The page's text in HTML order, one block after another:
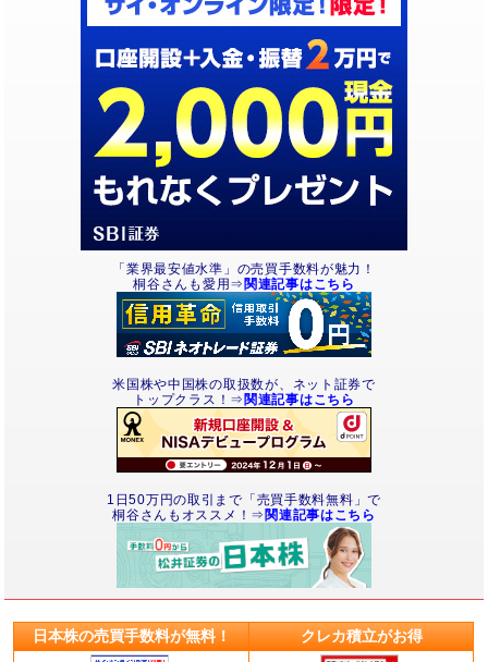
「業界最安値水準」の売買手数料が魅力！
桐谷さんも愛用⇒ 関連記事はこちら
米国株や中国株の取扱数が、ネット証券で
トップクラス！⇒ 関連記事はこちら
1日50万円の取引まで「売買手数料無料」で
桐谷さんもオススメ！⇒ 関連記事はこちら
日本株の売買手数料が無料！ クレカ積立がお得